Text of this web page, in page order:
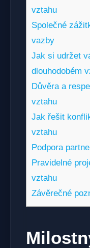
vztahu
Společné
vazby
Jak si udržet
dlouhodobém
Důvěra a
vztahu
Jak řešit
vztahu
Podpora
Pravidelné
vztahu
Závěrečné